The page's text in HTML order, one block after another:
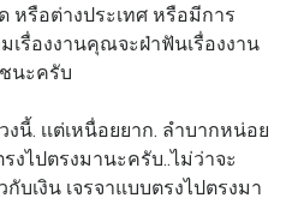
หรือต่างประเทศ หรือมีการ
เรื่องงานคุณจะฝ่าฟันเรื่องงาน
ชนะครับ
นี้. เเต่เหนื่อยยาก. ลำบากหน่อย
งไปตรงมานะครับ..ไม่ว่าจะ
กับเงิน เจรจาแบบตรงไปตรงมา